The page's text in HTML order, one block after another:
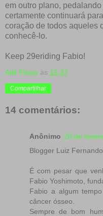
em outro plano,
certamente continuará
coração de todos aqueles
conhecê-lo.
Keep 29eriding Fabio!
Adil Filoso às 15:37
Compartilhar
14 comentários:
Anônimo 20 de
Blogger Luiz
É com pesar que
Fabio Yoshimoto,
Fabio a algum
câncer ósseo.
Sempre de bom